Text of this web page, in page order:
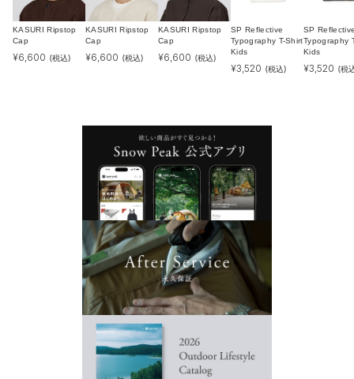
KASURI Ripstop
Cap
¥6,600 (税込)
KASURI Ripstop
Cap
¥6,600 (税込)
KASURI Ripstop
Cap
¥6,600 (税込)
SP Reflective
Typography T-Shirt
Kids
¥3,520 (税込)
SP
Typography
Kids
¥3,520 (税